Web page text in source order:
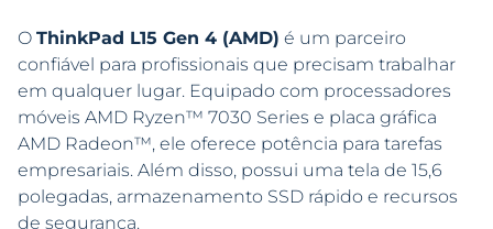
O ThinkPad L15 Gen 4 (AMD) é um parceiro
confiável para profissionais que precisam trabalhar
em qualquer lugar. Equipado com processadores
móveis AMD Ryzen™ 7030 Series e placa gráfica
AMD Radeon™, ele oferece potência para tarefas
empresariais. Além disso, possui uma tela de 15,6
polegadas, armazenamento SSD rápido e recursos
de segurança.